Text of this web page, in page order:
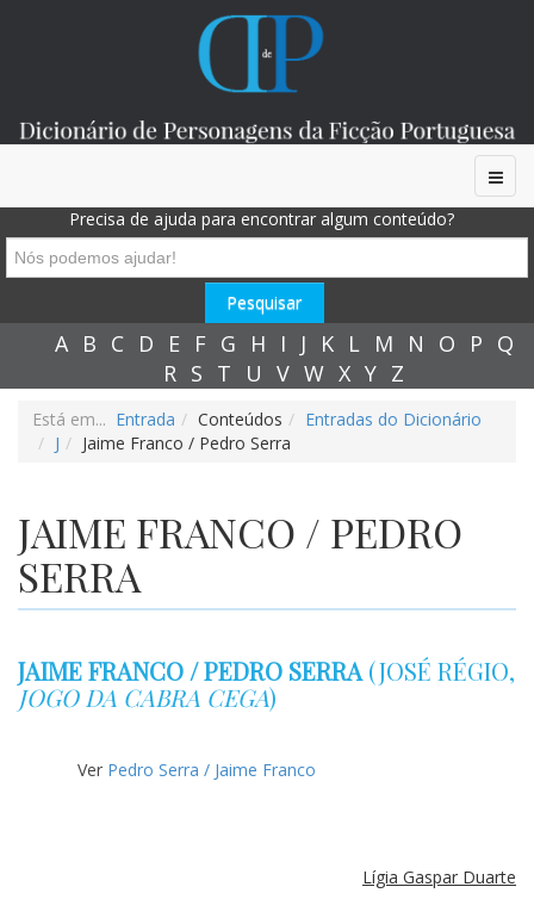
Precisa de ajuda para encontrar algum conteúdo?
A B C D E F G H I J K L M N O P Q
R S T U V W X Y Z
Está em... Entrada Conteúdos
Entradas do Dicionário
J
Jaime Franco / Pedro Serra
JAIME FRANCO / PEDRO
SERRA
JAIME FRANCO / PEDRO SERRA(JOSÉ RÉGIO,
JOGO DA CABRA CEGA)
Ver Pedro Serra / Jaime Franco
Lígia Gaspar Duarte